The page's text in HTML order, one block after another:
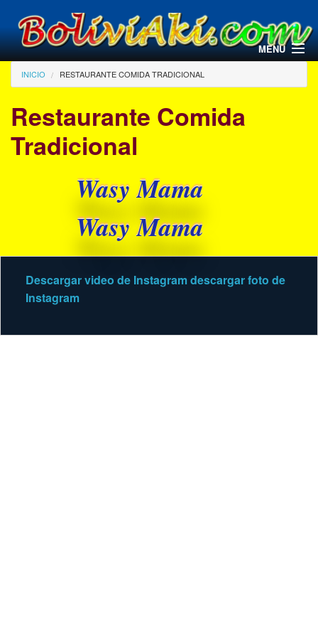
MENU
Usted está aquí
INICIO RESTAURANTE COMIDA TRADICIONAL
Restaurante Comida
Tradicional
Wasy Mama
Wasy Mama
Descargar video de Instagramdescargar foto de
Instagram